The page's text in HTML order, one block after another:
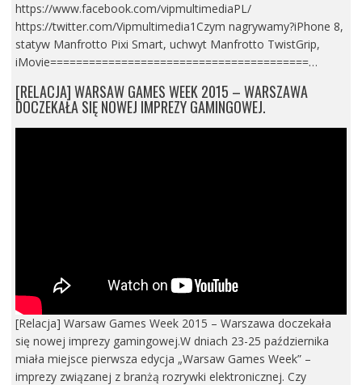
https://www.facebook.com/vipmultimediaPL/
https://twitter.com/Vipmultimedia1Czym nagrywamy?iPhone 8,
statyw Manfrotto Pixi Smart, uchwyt Manfrotto TwistGrip,
iMovie========================================…
[RELACJA] WARSAW GAMES WEEK 2015 – WARSZAWA
DOCZEKAŁA SIĘ NOWEJ IMPREZY GAMINGOWEJ.
[Relacja] Warsaw Games Week 2015 – Warszawa doczekała
się nowej imprezy gamingowej.W dniach 23-25 października
miała miejsce pierwsza edycja „Warsaw Games Week” –
imprezy związanej z branżą rozrywki elektronicznej. Czy